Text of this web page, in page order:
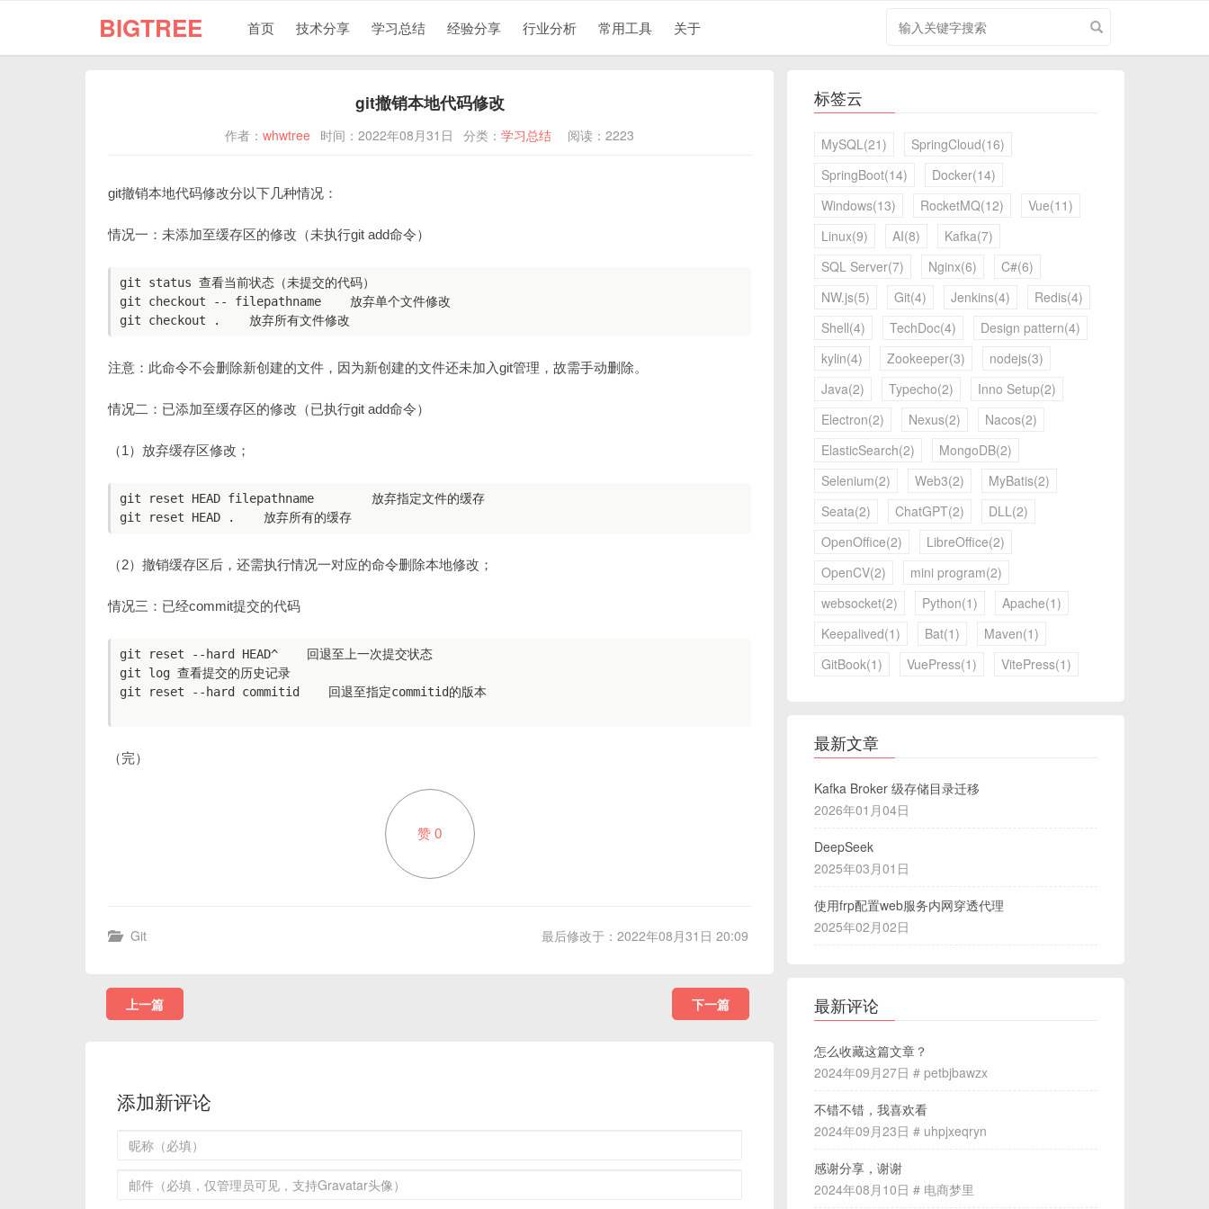
BIGTREE 首页 技术分享 学习总结 经验分享 行业分析 常用工具 关于
git撤销本地代码修改
作者： whwtree 时间：2022年08月31日 分类： 学习总结 阅读：2223
git撤销本地代码修改分以下几种情况：
情况一：未添加至缓存区的修改（未执行git add命令）
git status 查看当前状态（未提交的代码）
git checkout -- filepathname    放弃单个文件修改
注意：此命令不会删除新创建的文件，因为新创建的文件还未加入git管理，故需手动删除。
情况二：已添加至缓存区的修改（已执行git add命令）
（1）放弃缓存区修改；
git reset HEAD filepathname        放弃指定文件的缓存
（2）撤销缓存区后，还需执行情况一对应的命令删除本地修改；
情况三：已经commit提交的代码
git reset --hard HEAD^    回退至上一次提交状态
git log 查看提交的历史记录
git reset --hard commitid    回退至指定commitid的版本
（完）
赞 0
Git 最后修改于：2022年08月31日 20:09
上一篇 下一篇
添加新评论
标签云
MySQL(21)
SpringCloud(16)
SpringBoot(14)
Docker(14)
Windows(13)
RocketMQ(12)
Vue(11)
Linux(9)
AI(8)
Kafka(7)
SQL Server(7)
Nginx(6)
C#(6)
NW.js(5)
Git(4) Jenkins(4)
Redis(4)
Shell(4)
TechDoc(4)
Design pattern(4)
kylin(4)
Zookeeper(3)
nodejs(3)
Java(2)
Typecho(2)
Inno Setup(2)
Electron(2)
Nexus(2)
Nacos(2)
ElasticSearch(2)
MongoDB(2)
Selenium(2)
Web3(2)
MyBatis(2)
Seata(2)
ChatGPT(2)
DLL(2)
OpenOffice(2)
LibreOffice(2)
OpenCV(2)
mini program(2)
websocket(2)
Python(1)
Apache(1)
Keepalived(1)
Bat(1)
Maven(1)
GitBook(1)
VuePress(1) VitePress(1)
最新文章
Kafka Broker 级存储目录迁移
2026年01月04日
DeepSeek
2025年03月01日
使用frp配置web服务内网穿透代理
2025年02月02日
最新评论
怎么收藏这篇文章？
2024年09月27日 # petbjbawzx
不错不错，我喜欢看
2024年09月23日 # uhpjxeqryn
感谢分享，谢谢
2024年08月10日 # 电商梦里